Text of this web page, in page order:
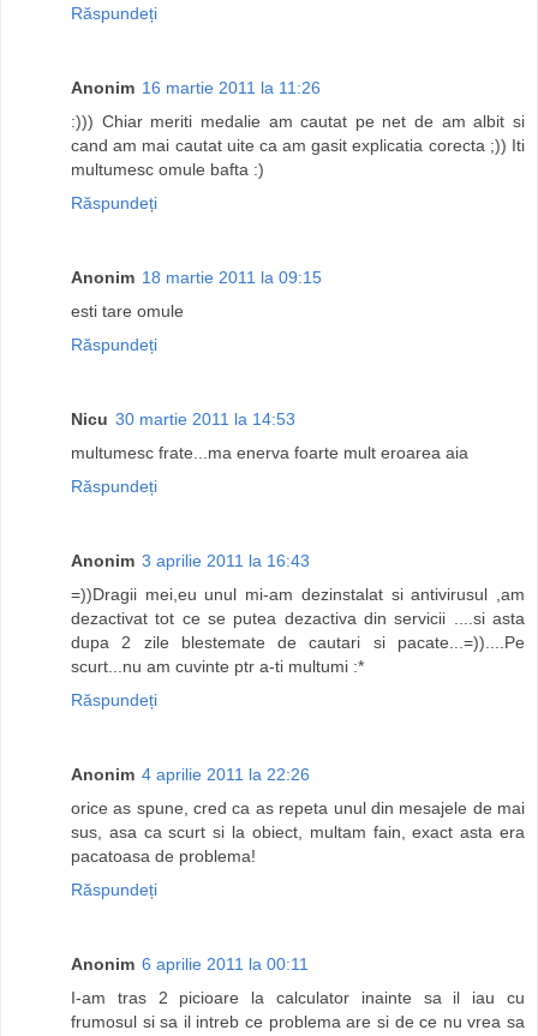
Răspundeți
Anonim 16 martie 2011 la 11:26
:))) Chiar meriti medalie am cautat pe net de am albit si
cand am mai cautat uite ca am gasit explicatia corecta ;)) Iti
multumesc omule bafta :)
Răspundeți
Anonim 18 martie 2011 la 09:15
esti tare omule
Răspundeți
Nicu 30 martie 2011 la 14:53
multumesc frate...ma enerva foarte mult eroarea aia
Răspundeți
Anonim 3 aprilie 2011 la 16:43
=))Dragii mei,eu unul mi-am dezinstalat si antivirusul ,am
dezactivat tot ce se putea dezactiva din servicii ....si asta
dupa 2 zile blestemate de cautari si pacate...=))....Pe
scurt...nu am cuvinte ptr a-ti multumi :*
Răspundeți
Anonim 4 aprilie 2011 la 22:26
orice as spune, cred ca as repeta unul din mesajele de mai
sus, asa ca scurt si la obiect, multam fain, exact asta era
pacatoasa de problema!
Răspundeți
Anonim 6 aprilie 2011 la 00:11
I-am tras 2 picioare la calculator inainte sa il iau cu
frumosul si sa il intreb ce problema are si de ce nu vrea sa